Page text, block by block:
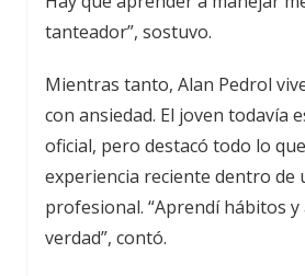
tanteador”, sostuvo.
Mientras tanto, Alan Pedrol
con ansiedad. El joven todavía
oficial, pero destacó todo lo
experiencia reciente dentro de
profesional. “Aprendí hábitos
verdad”, contó.